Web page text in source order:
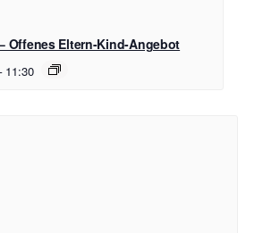
Offenes Eltern-Kind-Angebot
11:30